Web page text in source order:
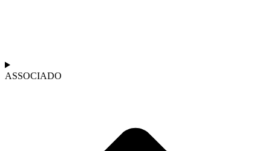
ASSOCIADO